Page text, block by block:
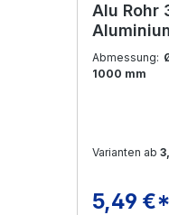
Alu Rohr
Aluprofil
Abmessung:
1000 mm
Varianten ab
Regulärer
5,49 €*